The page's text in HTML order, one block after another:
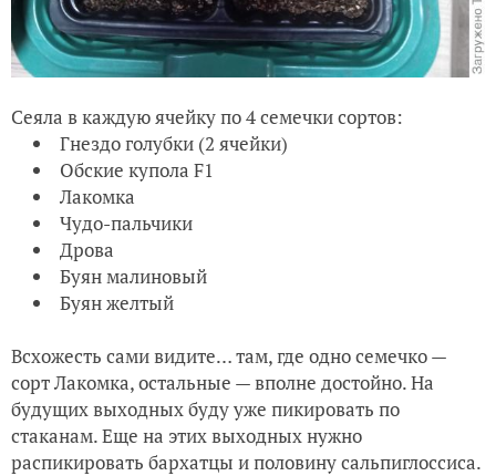
Сеяла в каждую ячейку по 4 семечки сортов:
Гнездо голубки (2 ячейки)
Обские купола F1
Лакомка
Чудо-пальчики
Дрова
Буян малиновый
Буян желтый
Всхожесть сами видите… там, где одно семечко —
сорт Лакомка, остальные — вполне достойно. На
будущих выходных буду уже пикировать по
стаканам. Еще на этих выходных нужно
распикировать бархатцы и половину сальпиглоссиса.